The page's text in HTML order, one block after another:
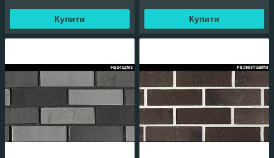
Купити Купити